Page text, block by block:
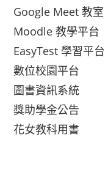
Google Meet 教室
Moodle 教學平台
EasyTest 學習平台
數位校園平台
圖書資訊系統
獎助學金公告
花女教科用書